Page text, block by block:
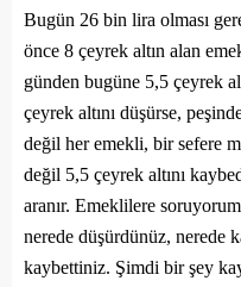
Bugün 26 bin lira olması
önce 8 çeyrek altın alan
günden bugüne 5,5 çeyrek
çeyrek altını düşürse,
değil her emekli, bir sefere
değil 5,5 çeyrek altını
aranır. Emeklilere
nerede düşürdünüz, nerede
kaybettiniz. Şimdi bir şey